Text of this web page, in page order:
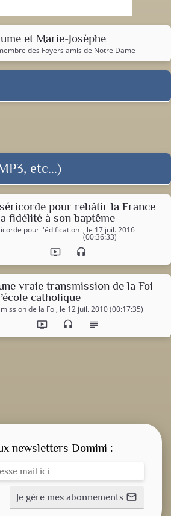
et Marie-Josèphe
des Foyers amis de Notre Dame
etc...)
pour rebâtir la France
fidélité à son baptême
pour l'édification , le 17 juil. 2016
(00:36:33)
ondemand_video headset
vraie transmission de la Foi
catholique
de la Foi, le 12 juil. 2010 (00:17:35)
ondemand_video headset subject
newsletters Domini :
Je gère mes abonnements mail_outline